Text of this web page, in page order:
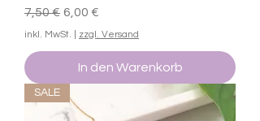
Standardpreis
7,50 € Sale-Preis
6,00 €
inkl. MwSt. zzgl. Versand
In den Warenkorb
SALE